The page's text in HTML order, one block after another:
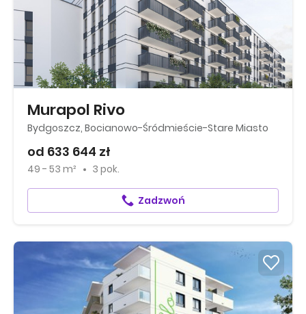
Murapol Rivo
Bydgoszcz, Bocianowo-Śródmieście-Stare Miasto
od 633 644 zł
49 - 53 m² 3 pok.
Zadzwoń